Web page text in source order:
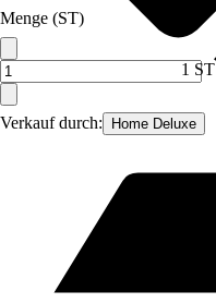
Verkauf durch: Home Deluxe
Menge (ST)
1 ST